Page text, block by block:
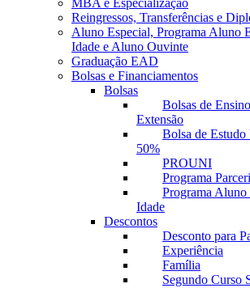
MBA e Especialização
Reingressos, Transferências e
Aluno Especial, Programa Aluno
Idade e Aluno Ouvinte
Graduação EAD
Bolsas e Financiamentos
Bolsas
Bolsas de
Extensão
Bolsa de
50%
PROUNI
Programa
Programa Aluno
Idade
Descontos
Desconto para
Experiência
Família
Segundo Curso